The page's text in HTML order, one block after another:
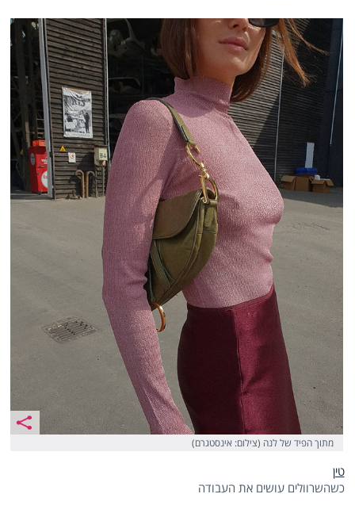
מתוך הפיד של לנה (צילום: אינסטגרם)
טין
כשהשרוולים עושים את העבודה